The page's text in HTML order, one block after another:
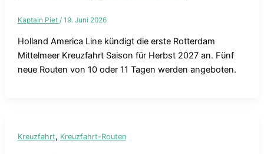
Kaptain Piet / 19. Juni 2026
Holland America Line kündigt die erste Rotterdam
Mittelmeer Kreuzfahrt Saison für Herbst 2027 an. Fünf
neue Routen von 10 oder 11 Tagen werden angeboten.
Kreuzfahrt, Kreuzfahrt-Routen